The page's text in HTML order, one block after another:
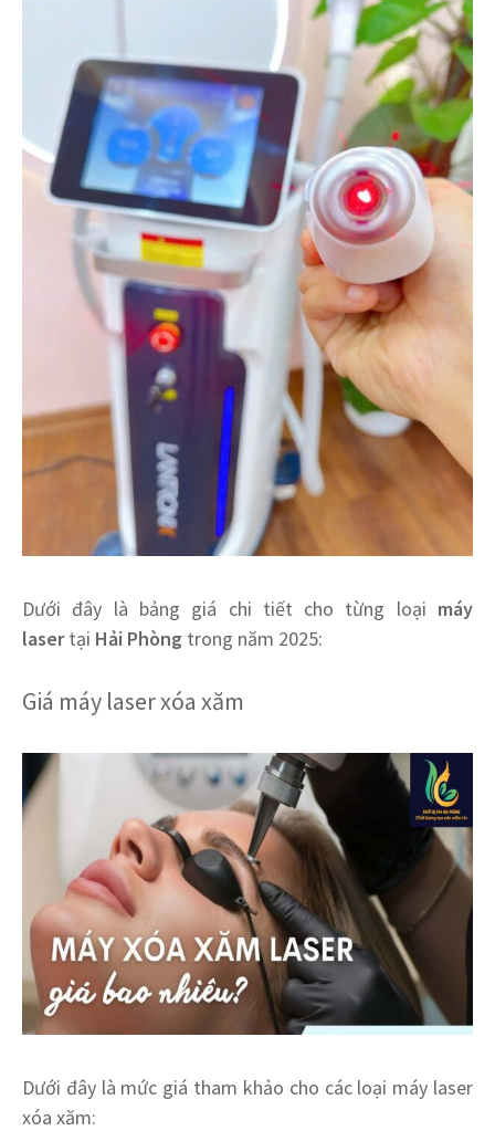
Dưới đây là bảng giá chi tiết cho từng loại máy
lasertại Hải Phòng trong năm 2025:
Giá máy laser xóa xăm
Dưới đây là mức giá tham khảo cho các loại máy laser
xóa xăm: